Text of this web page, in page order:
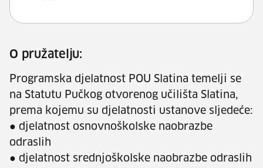
O pružatelju:
Programska djelatnost POU Slatina temelji se
na Statutu Pučkog otvorenog učilišta Slatina,
prema kojemu su djelatnosti ustanove sljedeće:
● djelatnost osnovnoškolske naobrazbe
odraslih
● djelatnost srednjoškolske naobrazbe odraslih